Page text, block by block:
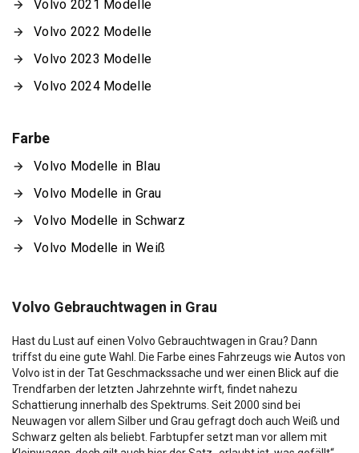
Volvo 2021 Modelle
Volvo 2022 Modelle
Volvo 2023 Modelle
Volvo 2024 Modelle
Farbe
Volvo Modelle in Blau
Volvo Modelle in Grau
Volvo Modelle in Schwarz
Volvo Modelle in Weiß
Volvo Gebrauchtwagen in Grau
Hast du Lust auf einen Volvo Gebrauchtwagen in Grau? Dann
triffst du eine gute Wahl. Die Farbe eines Fahrzeugs wie Autos von
Volvo ist in der Tat Geschmackssache und wer einen Blick auf die
Trendfarben der letzten Jahrzehnte wirft, findet nahezu
Schattierung innerhalb des Spektrums. Seit 2000 sind bei
Neuwagen vor allem Silber und Grau gefragt doch auch Weiß und
Schwarz gelten als beliebt. Farbtupfer setzt man vor allem mit